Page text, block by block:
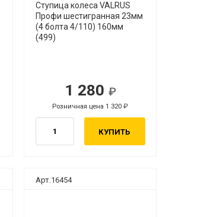
Ступица колеса VALRUS
Профи шестигранная 23мм
(4 болта 4/110) 160мм
(499)
1 280
Розничная цена 1 320
КУПИТЬ
Арт.16454